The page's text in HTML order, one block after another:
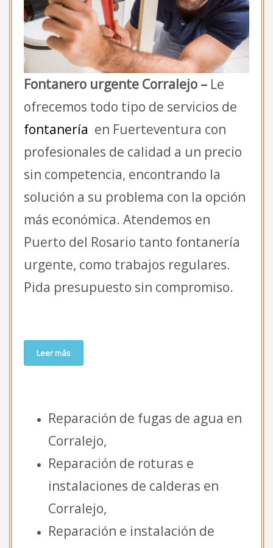
Fontanero urgente Corralejo – Le
ofrecemos todo tipo de servicios de
fontanería en Fuerteventura con
profesionales de calidad a un precio
sin competencia, encontrando la
solución a su problema con la opción
más económica. Atendemos en
Puerto del Rosario tanto fontanería
urgente, como trabajos regulares.
Pida presupuesto sin compromiso.
Leer más
Reparación de fugas de agua en
Corralejo,
Reparación de roturas e
instalaciones de calderas en
Corralejo,
Reparación e instalación de